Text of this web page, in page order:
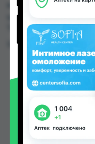
можно купить или
цене от 26.00 TJS в
Таджикистана
Цена: от26.00 TJS